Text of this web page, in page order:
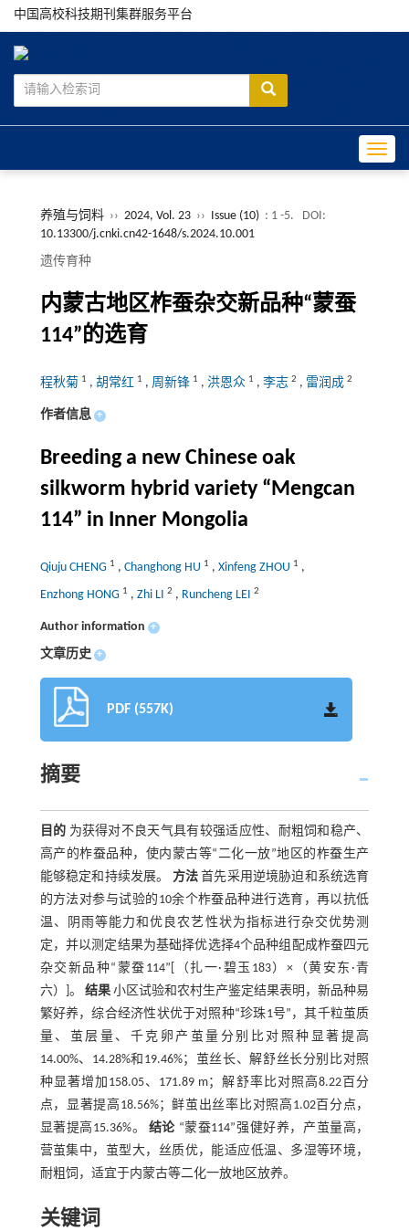
中国高校科技期刊集群服务平台
养殖与饲料 ›› 2024, Vol. 23 ›› Issue (10) : 1 -5.
DOI:
10.13300/j.cnki.cn42-1648/s.2024.10.001
遗传育种
内蒙古地区柞蚕杂交新品种“蒙蚕
114”的选育
程秋菊 1 , 胡常红 1 , 周新锋 1 , 洪恩众 1 , 李志 2 , 雷润成 2
作者信息 +
Breeding a new Chinese oak
silkworm hybrid variety “Mengcan
114” in Inner Mongolia
Qiuju CHENG 1 , Changhong HU 1 , Xinfeng ZHOU 1 ,
Enzhong HONG 1 , Zhi LI 2 , Runcheng LEI 2
Author information +
文章历史 +
PDF (557K)
摘要
目的 为获得对不良天气具有较强适应性、耐粗饲和稳产、
高产的柞蚕品种，使内蒙古等“二化一放”地区的柞蚕生产
能够稳定和持续发展。 方法 首先采用逆境胁迫和系统选育
的方法对参与试验的10余个柞蚕品种进行选育，再以抗低
温、阴雨等能力和优良农艺性状为指标进行杂交优势测
定，并以测定结果为基础择优选择4个品种组配成柞蚕四元
杂交新品种“蒙蚕114”[（扎一·碧玉183）×（黄安东·青
六）]。 结果小区试验和农村生产鉴定结果表明，新品种易
繁好养，综合经济性状优于对照种“珍珠1号”，其千粒茧质
量、茧层量、千克卵产茧量分别比对照种显著提高
14.00%、14.28%和19.46%；茧丝长、解舒丝长分别比对照
种显著增加158.05、171.89 m；解舒率比对照高8.22百分
点，显著提高18.56%；鲜茧出丝率比对照高1.02百分点，
显著提高15.36%。 结论 “蒙蚕114”强健好养，产茧量高，
营茧集中，茧型大，丝质优，能适应低温、多湿等环境，
耐粗饲，适宜于内蒙古等二化一放地区放养。
关键词